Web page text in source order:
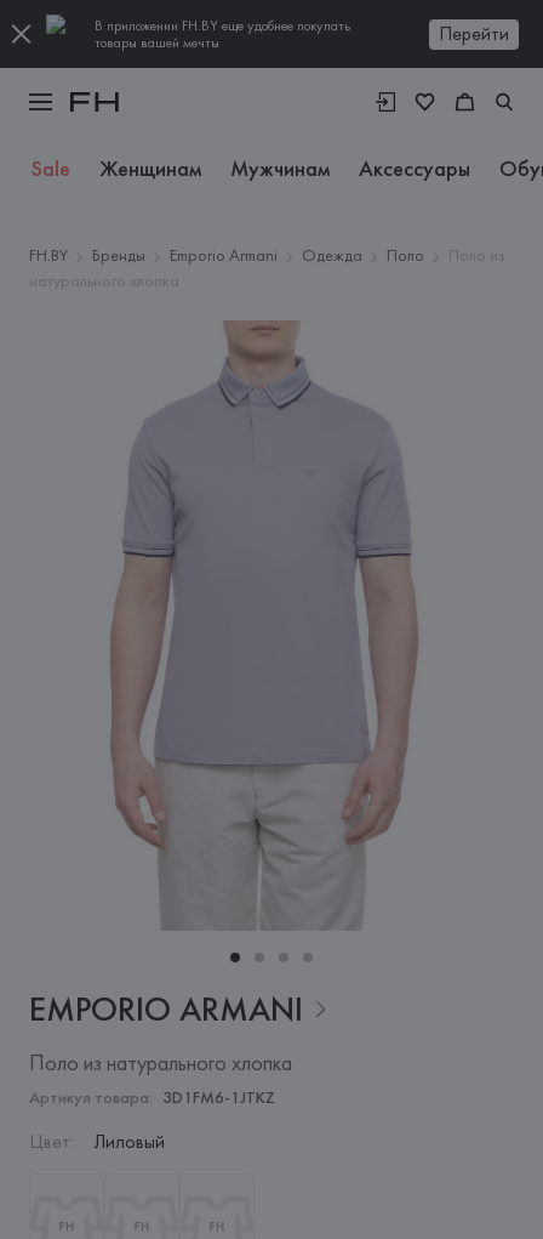
В приложении FH.BY еще удобнее покупать
товары вашей мечты
Перейти
Sale Женщинам Мужчинам Аксессуары
FH.BY Бренды Emporio Armani Одежда Поло
Поло из
натурального хлопка
EMPORIO ARMANI
Поло из натурального хлопка
Артикул товара: 3D1FM6-1JTKZ
Цвет: Лиловый